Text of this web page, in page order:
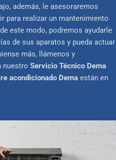
además, le asesoraremos
para realizar un mantenimiento
este modo, podremos ayudarle
de sus aparatos y pueda actuar
más, llámenos y
nuestro Servicio Técnico Dema
acondicionado Dema están en